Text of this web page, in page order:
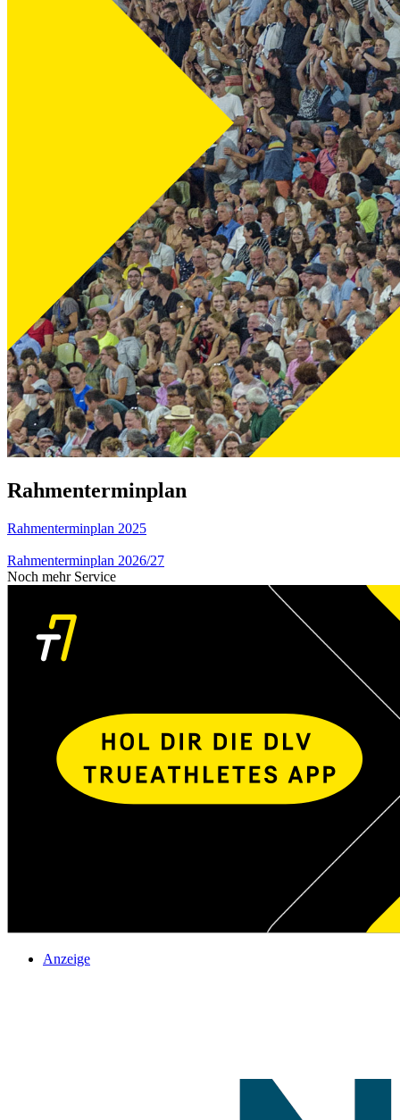
Rahmenterminplan
Rahmenterminplan 2025
Rahmenterminplan 2026/27
Noch mehr Service
Anzeige